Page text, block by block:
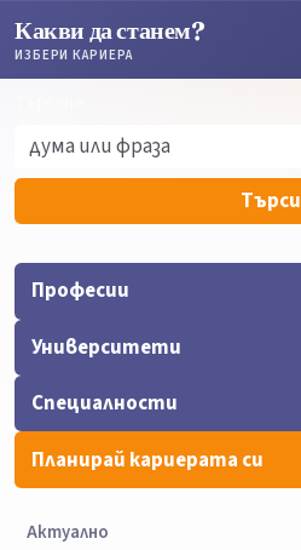
Какви да станем?
ИЗБЕРИ КАРИЕРА
Търси
Професии
Университети
Специалности
Планирай кариерата си
Актуално